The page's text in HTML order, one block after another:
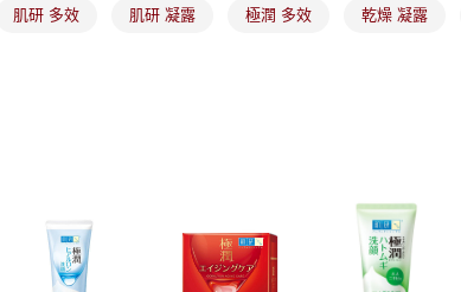
帳／街口支付／iPASS MONEY」等通路繳費。
3.完整用戶服務條款，請詳閱以下連結：
7-11取貨付款
每筆NT$100，滿NT$899(含以上)免運費
宅配(離島)
每筆NT$300，滿NT$3,000(含以上)免運費
肌研 多效 肌研 凝露 極潤 多效 乾燥 凝露